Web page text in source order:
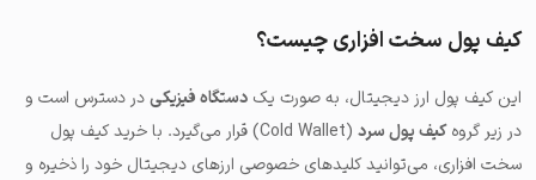
کیف پول سخت افزاری چیست؟
این کیف پول ارز دیجیتال، به صورت یک دستگاه فیزیکیدر دسترس است و
در زیر گروهکیف پول سرد
(Cold Wallet) قرار می‌گیرد. با خرید کیف پول
سخت افزاری، می‌توانید کلیدهای خصوصی ارزهای دیجیتال خود را ذخیره و